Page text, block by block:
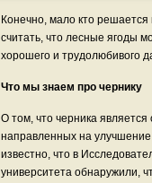
Конечно, мало кто
считать, что лесные ягоды
хорошего и трудолюбивого
Что мы знаем про чернику
О том, что черника
направленных на
известно, что в
университета обнаружили,